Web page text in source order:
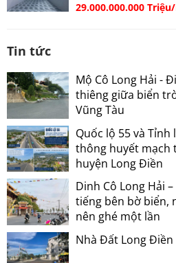
29.000.000.000
Tin tức
Mộ Cô Long Hải -
thiêng giữa biển
Vũng Tàu
Quốc lộ 55 và Tỉnh
thông huyết mạch
huyện Long Điền
Dinh Cô Long Hải
tiếng bên bờ biển,
nên ghé một lần
Nhà Đất Long Điền